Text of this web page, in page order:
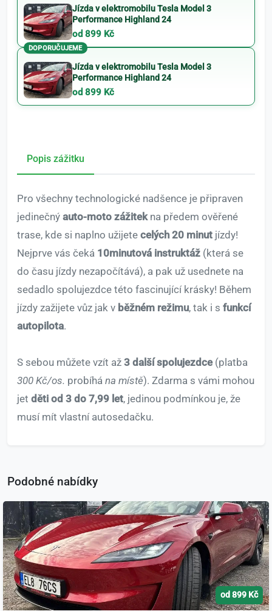
Jízda v elektromobilu Tesla Model 3
Performance Highland 24
od 899 Kč
DOPORUČUJEME
Jízda v elektromobilu Tesla Model 3
Performance Highland 24
od 899 Kč
Popis zážitku
Pro všechny technologické nadšence je připraven
jedinečný auto-moto zážitekna předem ověřené
trase, kde si naplno užijete celých 20 minut jízdy!
Nejprve vás čeká 10minutová instruktáž (která se
do času jízdy nezapočítává), a pak už usednete na
sedadlo spolujezdce této fascinující krásky! Během
jízdy zažijete vůz jak v běžném režimu, tak i s funkcí
autopilota.
S sebou můžete vzít až 3 další spolujezdce(platba
300 Kč/os. probíhá na místě). Zdarma s vámi mohou
jet děti od 3 do 7,99 let, jedinou podmínkou je, že
musí mít vlastní autosedačku.
Podobné nabídky
od 899 Kč